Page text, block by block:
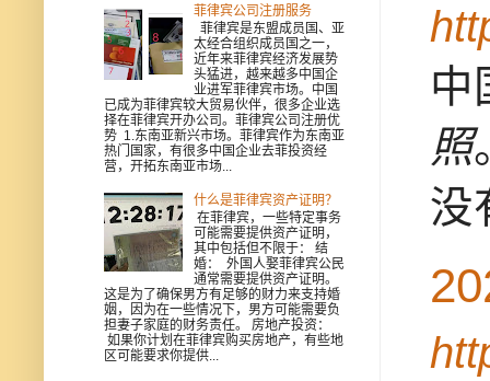
中
照
没
菲律宾公司注册服务
菲律宾是东盟成员国、亚
太经合组织成员国之一，
近年来菲律宾经济发展势
头猛进，越来越多中国企
业进军菲律宾市场。中国
已成为菲律宾较大贸易伙伴，很多企业选
择在菲律宾开办公司。菲律宾公司注册优
势 1.东南亚新兴市场。菲律宾作为东南亚
热门国家，有很多中国企业去菲投资经
营，开拓东南亚市场...
什么是菲律宾资产证明？
在菲律宾，一些特定事务
可能需要提供资产证明，
其中包括但不限于： 结
婚： 外国人娶菲律宾公民
通常需要提供资产证明。
这是为了确保男方有足够的财力来支持婚
姻，因为在一些情况下，男方可能需要负
担妻子家庭的财务责任。 房地产投资：
如果你计划在菲律宾购买房地产，有些地
区可能要求你提供...